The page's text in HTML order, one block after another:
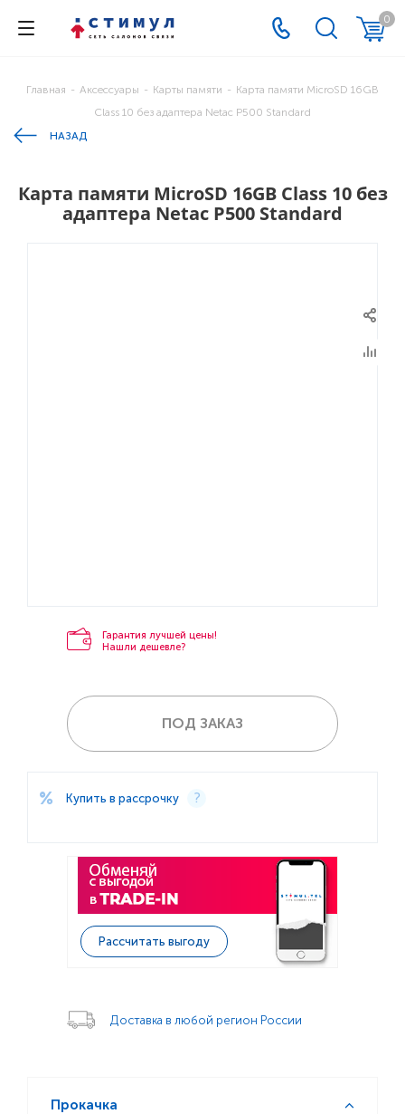
0
Главная - Аксессуары - Карты памяти - Карта памяти MicroSD 16GB
Class 10 без адаптера Netac P500 Standard
НАЗАД
Карта памяти MicroSD 16GB Class 10 без
адаптера Netac P500 Standard
Гарантия лучшей цены!
Нашли дешевле?
ПОД ЗАКАЗ
Купить в рассрочку
Рассчитать выгоду
Доставка в любой регион России
Прокачка